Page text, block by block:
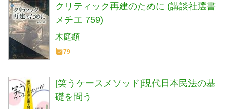
クリティック再建のために (講談社選書
メチエ 759)
木庭顕
79
[笑うケースメソッド]現代日本民法の基
礎を問う